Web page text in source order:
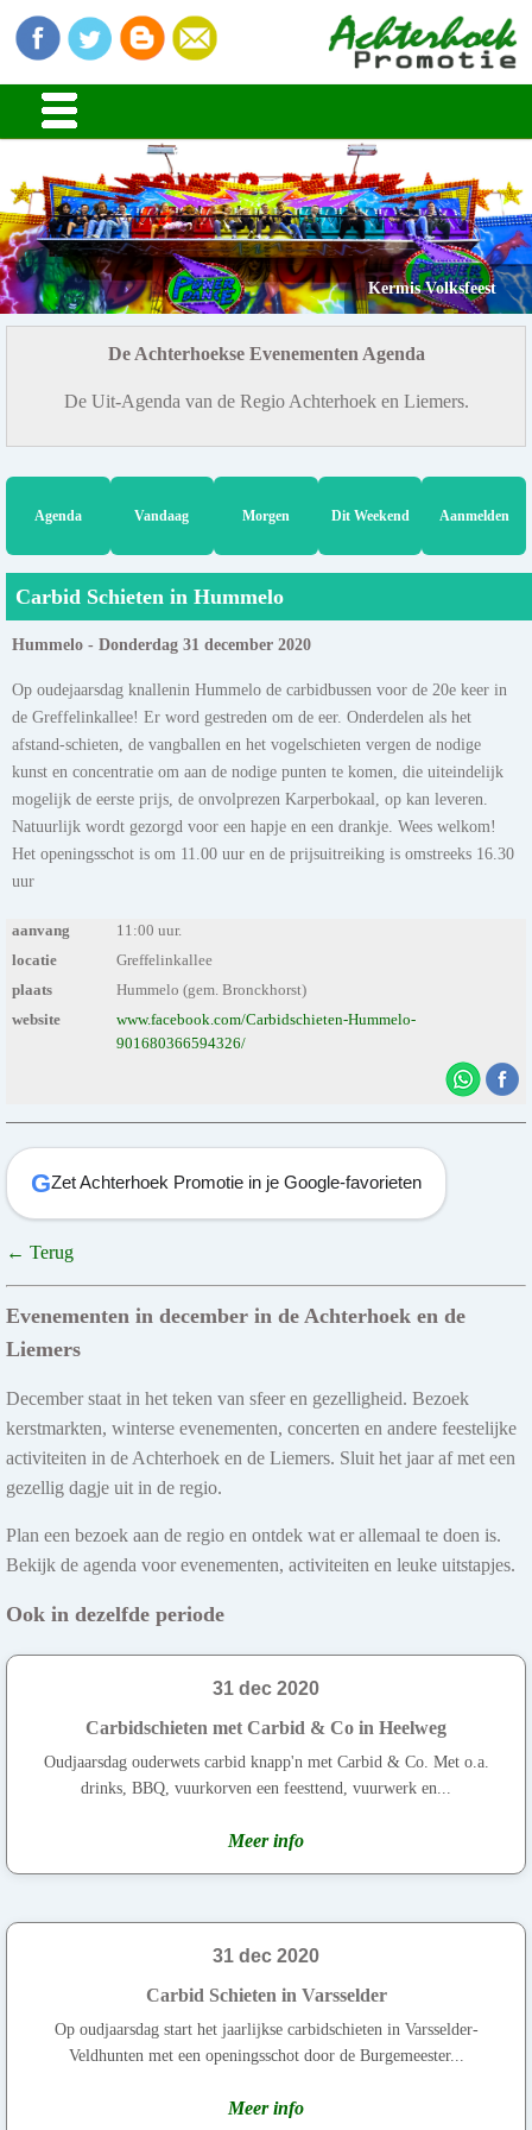
Kermis Volksfeest
De Achterhoekse Evenementen Agenda
De Uit-Agenda van de Regio Achterhoek en Liemers.
Agenda Vandaag Morgen Dit Weekend Aanmelden
Carbid Schieten in Hummelo
Hummelo - Donderdag 31 december 2020
Op oudejaarsdag knallenin Hummelo de carbidbussen voor de 20e keer in
de Greffelinkallee! Er word gestreden om de eer. Onderdelen als het
afstand-schieten, de vangballen en het vogelschieten vergen de nodige
kunst en concentratie om aan de nodige punten te komen, die uiteindelijk
mogelijk de eerste prijs, de onvolprezen Karperbokaal, op kan leveren.
Natuurlijk wordt gezorgd voor een hapje en een drankje. Wees welkom!
Het openingsschot is om 11.00 uur en de prijsuitreiking is omstreeks 16.30
uur
aanvang
11:00 uur.
locatie
Greffelinkallee
plaats
Hummelo (gem. Bronckhorst)
website
www.facebook.com/Carbidschieten-Hummelo-
901680366594326/
GZet Achterhoek Promotie in je Google-favorieten
← Terug
Evenementen in december in de Achterhoek en de
Liemers
December staat in het teken van sfeer en gezelligheid. Bezoek
kerstmarkten, winterse evenementen, concerten en andere feestelijke
activiteiten in de Achterhoek en de Liemers. Sluit het jaar af met een
gezellig dagje uit in de regio.
Plan een bezoek aan de regio en ontdek wat er allemaal te doen is.
Bekijk de agenda voor evenementen, activiteiten en leuke uitstapjes.
Ook in dezelfde periode
31 dec 2020
Carbidschieten met Carbid & Co in Heelweg
Oudjaarsdag ouderwets carbid knapp'n met Carbid & Co. Met o.a.
drinks, BBQ, vuurkorven een feesttend, vuurwerk en...
Meer info
31 dec 2020
Carbid Schieten in Varsselder
Op oudjaarsdag start het jaarlijkse carbidschieten in Varsselder-
Veldhunten met een openingsschot door de Burgemeester...
Meer info